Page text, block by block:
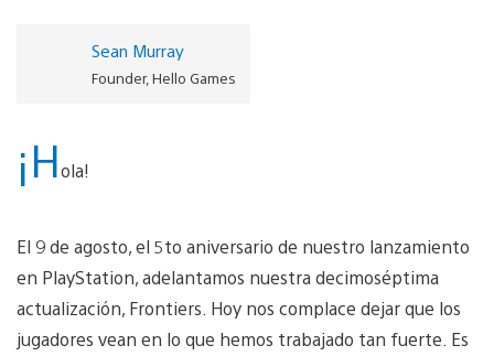
Sean Murray
Founder, Hello Games
¡Hola!
El 9 de agosto, el 5to aniversario de nuestro lanzamiento
en PlayStation, adelantamos nuestra decimoséptima
actualización, Frontiers. Hoy nos complace dejar que los
jugadores vean en lo que hemos trabajado tan fuerte. Es